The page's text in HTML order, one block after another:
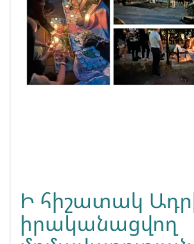
Ի հիշատակ
իրականացվող